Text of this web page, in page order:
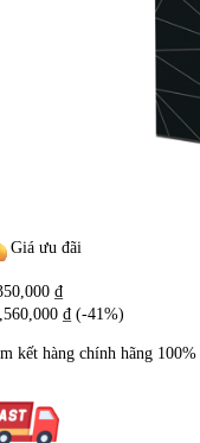
Giá ưu đãi
₫
₫ (-41%)
kết hàng chính hãng 100%